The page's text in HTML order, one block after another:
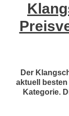
Der
aktuell
Kategorie.